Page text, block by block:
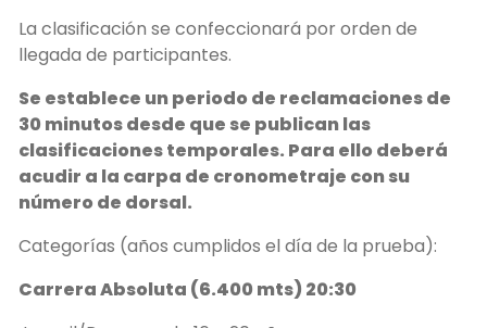
La clasificación se confeccionará por orden de
llegada de participantes.
Se establece un periodo de reclamaciones de
30 minutos desde que se publican las
clasificaciones temporales. Para ello deberá
acudir a la carpa de cronometraje con su
número de dorsal.
Categorías (años cumplidos el día de la prueba):
Carrera Absoluta (6.400 mts) 20:30